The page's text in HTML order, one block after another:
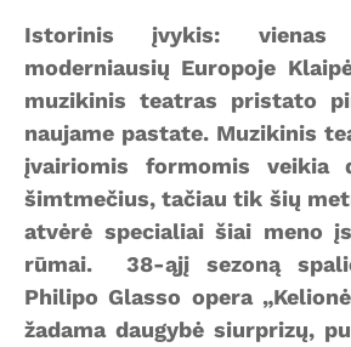
Istorinis įvykis: vienas
moderniausių Europoje
muzikinis teatras pristato
naujame pastate. Muzikinis
įvairiomis formomis veikia
šimtmečius, tačiau tik šių
atvėrė specialiai šiai meno
rūmai. 38-ąjį sezoną
Philipo Glasso opera
žadama daugybė siurprizų,